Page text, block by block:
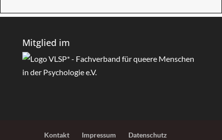
Mitglied im
Kontakt Impressum Datenschutz